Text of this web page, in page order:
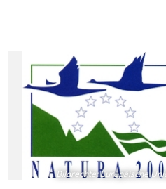
Bildrechte:Europäische